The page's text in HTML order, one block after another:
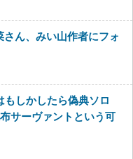
さん、みい山作者にフォ
もしかしたら偽典ソロ
サーヴァントという可